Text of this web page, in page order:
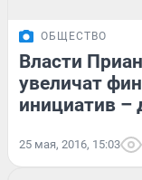
ОБЩЕСТВО
Власти
увеличат
инициатив –
25 мая, 2016, 15:03